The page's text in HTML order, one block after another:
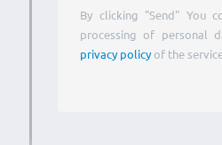
By clicking "Send" You
processing of personal
privacy policyof the